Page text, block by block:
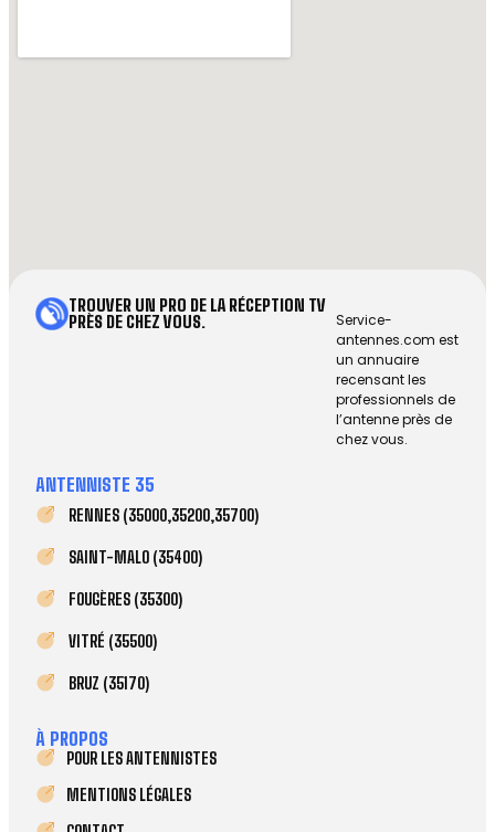
TROUVER UN PRO DE LA RÉCEPTION TV
PRÈS DE CHEZ VOUS.
Service-
antennes.com est
un annuaire
recensant les
professionnels de
l’antenne près de
chez vous.
ANTENNISTE 35
RENNES (35000,35200,35700)
SAINT-MALO (35400)
FOUGÈRES (35300)
VITRÉ (35500)
BRUZ (35170)
À PROPOS
POUR LES ANTENNISTES
MENTIONS LÉGALES